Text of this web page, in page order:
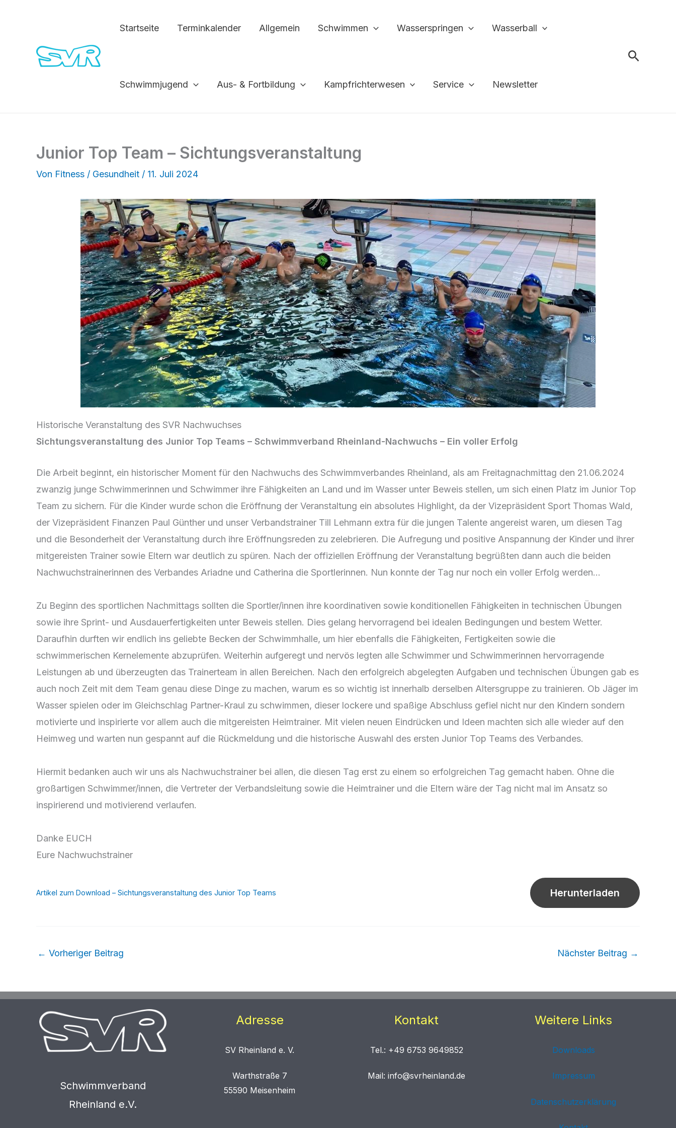
Startseite Terminkalender Allgemein Schwimmen Wasserspringen Wasserball
Schwimmjugend Aus- & Fortbildung Kampfrichterwesen Service Newsletter
Suchen
Junior Top Team – Sichtungsveranstaltung
Von Fitness / Gesundheit / 11. Juli 2024
Historische Veranstaltung des SVR Nachwuchses
Sichtungsveranstaltung des Junior Top Teams – Schwimmverband Rheinland-Nachwuchs – Ein voller Erfolg
Die Arbeit beginnt, ein historischer Moment für den Nachwuchs des Schwimmverbandes Rheinland, als am Freitagnachmittag den 21.06.2024
zwanzig junge Schwimmerinnen und Schwimmer ihre Fähigkeiten an Land und im Wasser unter Beweis stellen, um sich einen Platz im Junior Top
Team zu sichern. Für die Kinder wurde schon die Eröffnung der Veranstaltung ein absolutes Highlight, da der Vizepräsident Sport Thomas Wald,
der Vizepräsident Finanzen Paul Günther und unser Verbandstrainer Till Lehmann extra für die jungen Talente angereist waren, um diesen Tag
und die Besonderheit der Veranstaltung durch ihre Eröffnungsreden zu zelebrieren. Die Aufregung und positive Anspannung der Kinder und ihrer
mitgereisten Trainer sowie Eltern war deutlich zu spüren. Nach der offiziellen Eröffnung der Veranstaltung begrüßten dann auch die beiden
Nachwuchstrainerinnen des Verbandes Ariadne und Catherina die Sportlerinnen. Nun konnte der Tag nur noch ein voller Erfolg werden…
Zu Beginn des sportlichen Nachmittags sollten die Sportler/innen ihre koordinativen sowie konditionellen Fähigkeiten in technischen Übungen
sowie ihre Sprint- und Ausdauerfertigkeiten unter Beweis stellen. Dies gelang hervorragend bei idealen Bedingungen und bestem Wetter.
Daraufhin durften wir endlich ins geliebte Becken der Schwimmhalle, um hier ebenfalls die Fähigkeiten, Fertigkeiten sowie die
schwimmerischen Kernelemente abzuprüfen. Weiterhin aufgeregt und nervös legten alle Schwimmer und Schwimmerinnen hervorragende
Leistungen ab und überzeugten das Trainerteam in allen Bereichen. Nach den erfolgreich abgelegten Aufgaben und technischen Übungen gab es
auch noch Zeit mit dem Team genau diese Dinge zu machen, warum es so wichtig ist innerhalb derselben Altersgruppe zu trainieren. Ob Jäger im
Wasser spielen oder im Gleichschlag Partner-Kraul zu schwimmen, dieser lockere und spaßige Abschluss gefiel nicht nur den Kindern sondern
motivierte und inspirierte vor allem auch die mitgereisten Heimtrainer. Mit vielen neuen Eindrücken und Ideen machten sich alle wieder auf den
Heimweg und warten nun gespannt auf die Rückmeldung und die historische Auswahl des ersten Junior Top Teams des Verbandes.
Hiermit bedanken auch wir uns als Nachwuchstrainer bei allen, die diesen Tag erst zu einem so erfolgreichen Tag gemacht haben. Ohne die
großartigen Schwimmer/innen, die Vertreter der Verbandsleitung sowie die Heimtrainer und die Eltern wäre der Tag nicht mal im Ansatz so
inspirierend und motivierend verlaufen.
Danke EUCH
Eure Nachwuchstrainer
Artikel zum Download – Sichtungsveranstaltung des Junior Top Teams Herunterladen
← Vorheriger Beitrag Nächster Beitrag →
Schwimmverband
Rheinland e.V.
Adresse
SV Rheinland e. V.
Warthstraße 7
55590 Meisenheim
Kontakt
Tel.: +49 6753 9649852
Mail: info@svrheinland.de
Weitere Links
Downloads
Impressum
Datenschutzerklärung